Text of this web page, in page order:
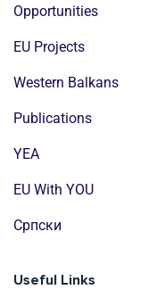
Opportunities
EU Projects
Western Balkans
Publications
YEA
EU With YOU
Cрпски
Useful Links